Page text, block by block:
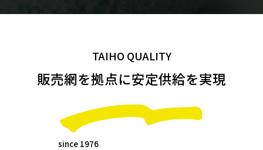
TAIHO QUALITY
販売網を拠点に安定供給を実現
since 1976